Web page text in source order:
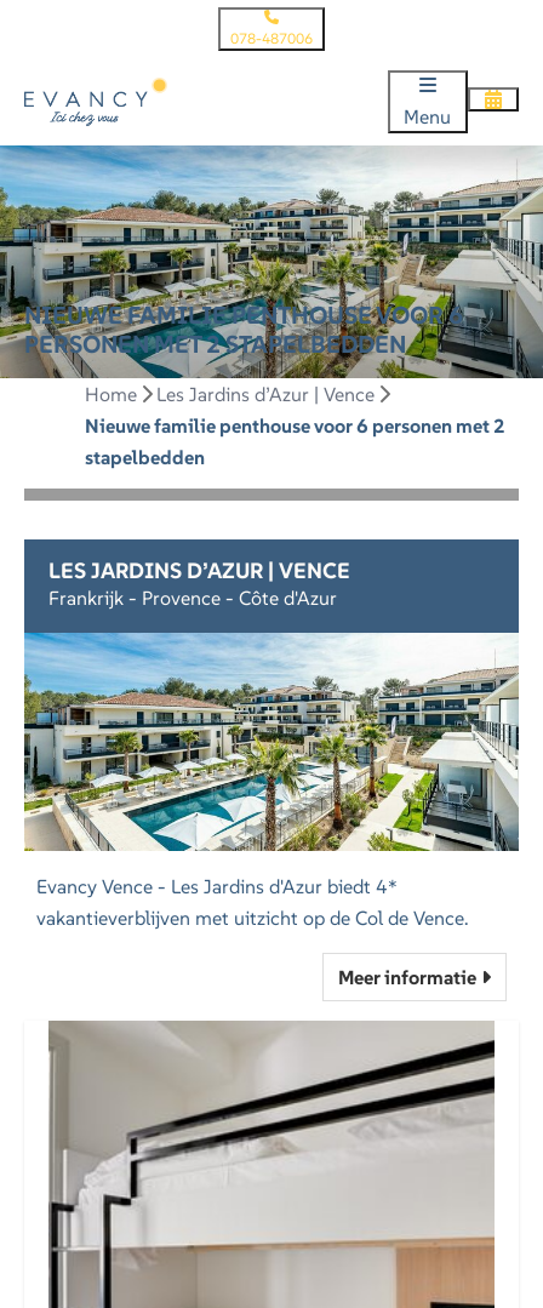
078-487006
Menu
NIEUWE FAMILIE PENTHOUSE VOOR 6
PERSONEN MET 2 STAPELBEDDEN
Home
Les Jardins d’Azur | Vence
Nieuwe familie penthouse voor 6 personen met 2
stapelbedden
LES JARDINS D’AZUR | VENCE
Frankrijk - Provence - Côte d'Azur
Evancy Vence - Les Jardins d'Azur biedt 4*
vakantieverblijven met uitzicht op de Col de Vence.
Meer informatie